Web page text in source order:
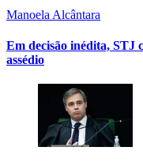
Manoela Alcântara
Em decisão inédita, STJ
assédio